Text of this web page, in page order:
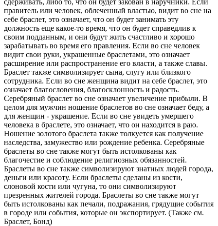
правитель или человек, облеченный властью, видит во сне на
себе браслет, это означает, что он будет занимать эту
должность еще какое-то время, что он будет справедлив к
своим подданным, и они будут жить счастливо и хорошо
зарабатывать во время его правления. Если во сне человек
видит свои руки, украшенные браслетами, это означает
расширение или распространение его власти, а также славы.
Браслет также символизирует сына, слугу или близкого
сотрудника. Если во сне женщина видит на себе браслет, это
означает благословения, благосклонность и радость.
Серебряный браслет во сне означает увеличение прибыли. В
целом для мужчин ношение браслетов во сне означает беду, а
для женщин - украшение. Если во сне увидеть умершего
человека в браслете, это означает, что он находится в раю.
Ношение золотого браслета также толкуется как получение
наследства, замужество или рождение ребенка. Серебряные
браслеты во сне также могут быть истолкованы как
благочестие и соблюдение религиозных обязанностей.
Браслеты во сне также символизируют знатных людей города,
деньги или красоту. Если браслеты сделаны из кости,
слоновой кости или чугуна, то они символизируют
презренных жителей города. Браслеты во сне также могут
быть истолкованы как печали, подражания, грядущие события
в городе или события, которые он экспортирует. (Также см.
Браслет, Бонд)